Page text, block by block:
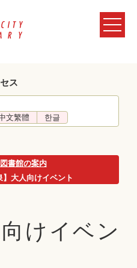
ス
文繁體 한글
書館の案内
】大人向けイベント
向けイベン